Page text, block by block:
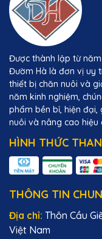
Được thành lập từ năm
Đườm Hà là đơn vị uy
thiết bị chăn nuôi và
năm kinh nghiệm,
phẩm bền bỉ, hiện
nuôi và nâng cao hiệu
HÌNH THỨC
THÔNG TIN
Địa chỉ: Thôn Cầu
Việt Nam